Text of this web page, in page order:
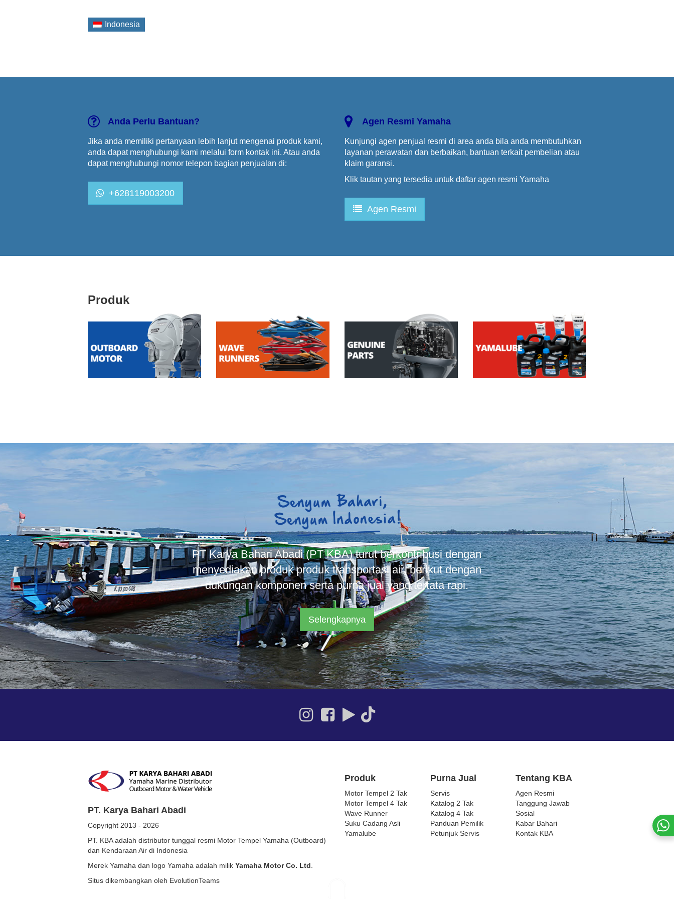
Indonesia
Anda Perlu Bantuan?
Jika anda memiliki pertanyaan lebih lanjut mengenai produk kami,
anda dapat menghubungi kami melalui form kontak ini. Atau anda
dapat menghubungi nomor telepon bagian penjualan di:
+628119003200
Agen Resmi Yamaha
Kunjungi agen penjual resmi di area anda bila anda membutuhkan
layanan perawatan dan berbaikan, bantuan terkait pembelian atau
klaim garansi.
Klik tautan yang tersedia untuk daftar agen resmi Yamaha
Agen Resmi
Produk
PT Karya Bahari Abadi (PT KBA) turut berkontribusi dengan
menyediakan produk produk transportasi air, berikut dengan
dukungan komponen serta purna jual yang tertata rapi.
Selengkapnya
PT. Karya Bahari Abadi
Copyright 2013 - 2026
PT. KBA adalah distributor tunggal resmi Motor Tempel Yamaha (Outboard)
dan Kendaraan Air di Indonesia
Merek Yamaha dan logo Yamaha adalah milik Yamaha Motor Co. Ltd
Situs dikembangkan oleh EvolutionTeams
Produk
Motor Tempel 2 Tak
Motor Tempel 4 Tak
Wave Runner
Suku Cadang Asli
Yamalube
Purna Jual
Servis
Katalog 2 Tak
Katalog 4 Tak
Panduan Pemilik
Petunjuk Servis
Tentang KBA
Agen Resmi
Tanggung Jawab
Sosial
Kabar Bahari
Kontak KBA